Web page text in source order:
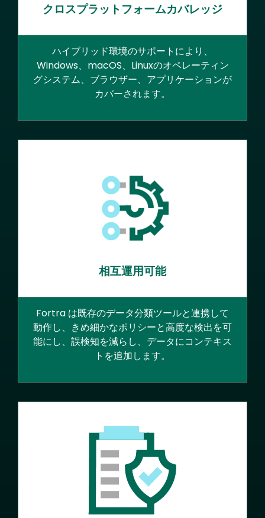
クロスプラットフォームカバレッジ
ハイブリッド環境のサポートにより、
Windows、macOS、Linuxのオペレーティン
グシステム、ブラウザー、アプリケーションが
カバーされます。
相互運用可能
Fortra は既存のデータ分類ツールと連携して
動作し、きめ細かなポリシーと高度な検出を可
能にし、誤検知を減らし、データにコンテキス
トを追加します。